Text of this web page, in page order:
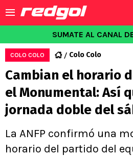
SUMATE AL CANAL
COLO COLO Colo Colo
Cambian el horario
el Monumental: Así
jornada doble del
La ANFP confirmó una
horario del partido del